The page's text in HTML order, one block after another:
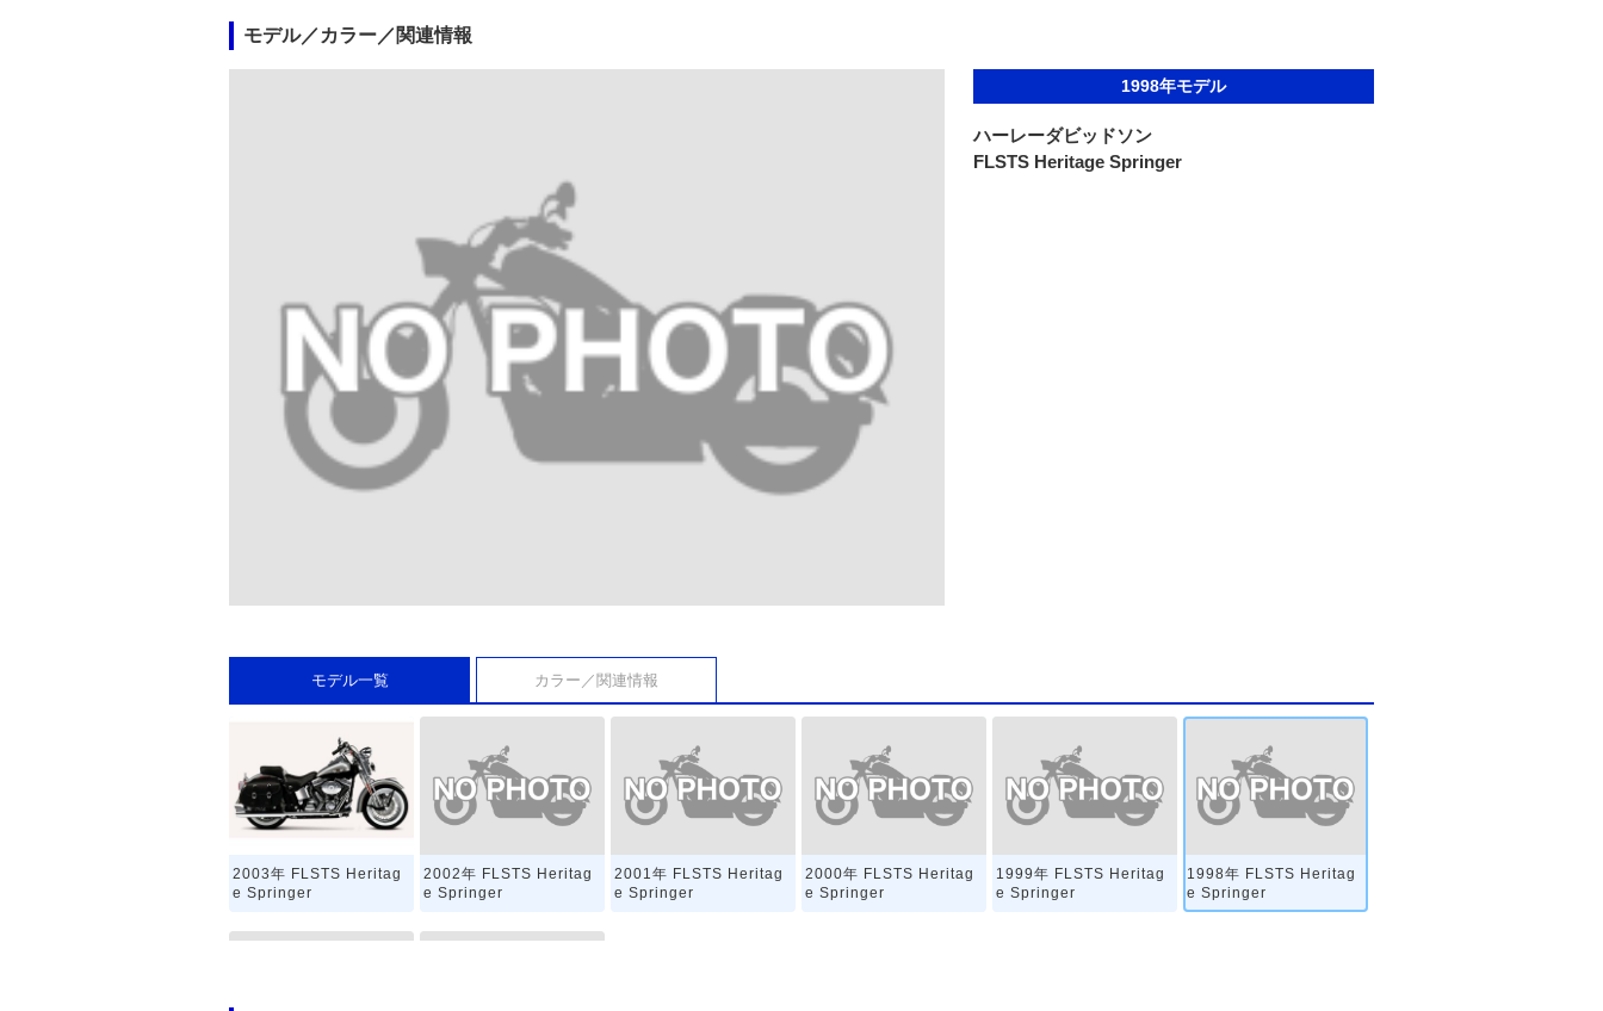
モデル／カラー／関連情報
1998年モデル
ハーレーダビッドソン
FLSTS Heritage Springer
モデル一覧 カラー／関連情報
2003年 FLSTS Heritag
e Springer
2002年 FLSTS Heritag
e Springer
2001年 FLSTS Heritag
e Springer
2000年 FLSTS Heritag
e Springer
1999年 FLSTS Heritag
e Springer
1998年 FLSTS Heritag
e Springer